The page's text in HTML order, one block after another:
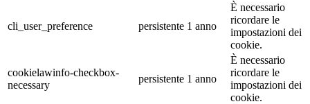
cli_user_preference persistente 1 anno
È necessario
ricordare le
impostazioni dei
cookie.
cookielawinfo-checkbox-
necessary
persistente 1 anno
È necessario
ricordare le
impostazioni dei
cookie.